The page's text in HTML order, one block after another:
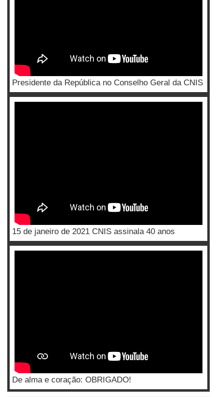
Presidente da República no Conselho Geral da CNIS
15 de janeiro de 2021 CNIS assinala 40 anos
De alma e coração: OBRIGADO!